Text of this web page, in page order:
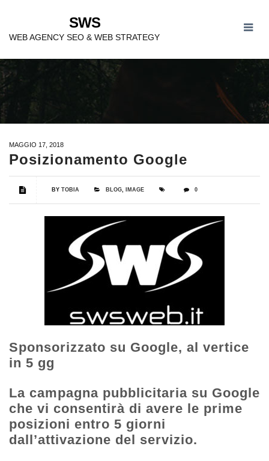
SWS
WEB AGENCY SEO & WEB STRATEGY
POSIZIONAMENTO
MAGGIO 17, 2018
Posizionamento Google
BY TOBIA BLOG, IMAGE 0
Sponsorizzato su Google, al vertice
in 5 gg
La campagna pubblicitaria su Google
che vi consentirà di avere le prime
posizioni entro 5 giorni
dall’attivazione del servizio.